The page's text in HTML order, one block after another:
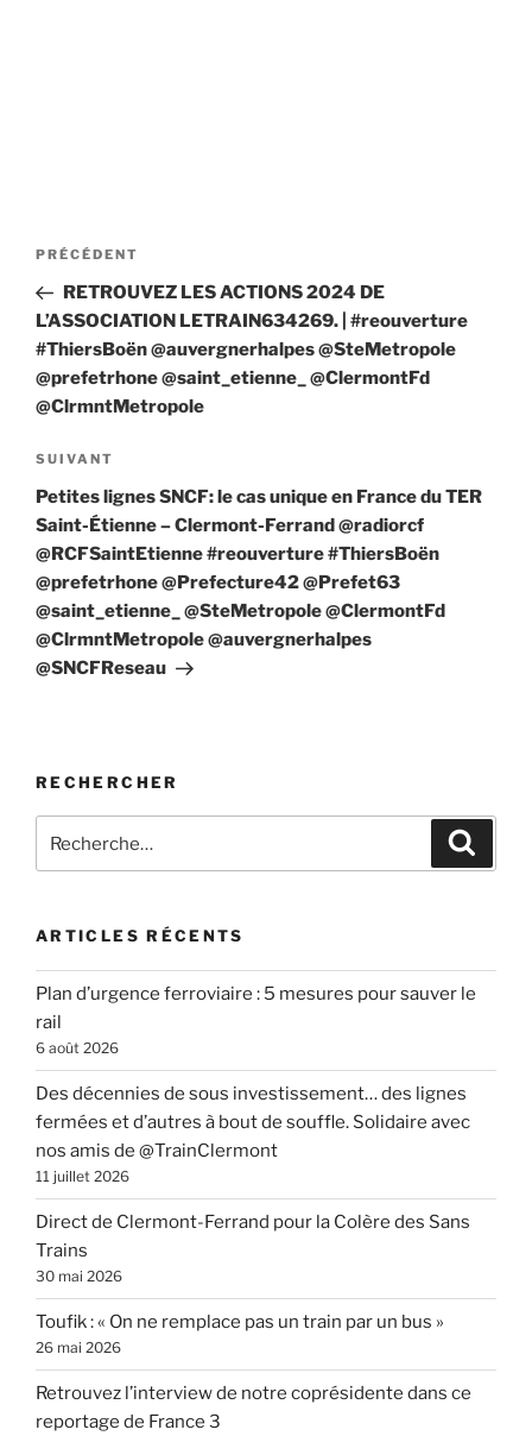
Navigation
l’article
Article
précédent
PRÉCÉDENT
RETROUVEZ LES ACTIONS 2024 DE
L’ASSOCIATION LETRAIN634269. | #reouverture
#ThiersBoën @auvergnerhalpes @SteMetropole
@prefetrhone @saint_etienne_ @ClermontFd
@ClrmntMetropole
Article
suivant
SUIVANT
Petites lignes SNCF: le cas unique en France du TER
Saint-Étienne – Clermont-Ferrand @radiorcf
@RCFSaintEtienne #reouverture #ThiersBoën
@prefetrhone @Prefecture42 @Prefet63
@saint_etienne_ @SteMetropole @ClermontFd
@ClrmntMetropole @auvergnerhalpes
@SNCFReseau
RECHERCHER
pour
ARTICLES RÉCENTS
Plan d’urgence ferroviaire : 5 mesures pour sauver le
rail
6 août 2026
Des décennies de sous investissement… des lignes
fermées et d’autres à bout de souffle. Solidaire avec
nos amis de @TrainClermont
11 juillet 2026
Direct de Clermont-Ferrand pour la Colère des Sans
Trains
30 mai 2026
Toufik : « On ne remplace pas un train par un bus »
26 mai 2026
Retrouvez l’interview de notre coprésidente dans ce
reportage de France 3